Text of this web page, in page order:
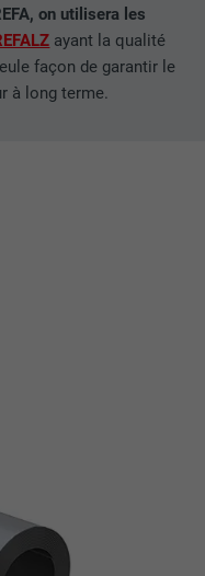
on utilisera les
ayant la qualité
façon de garantir le
à long terme.